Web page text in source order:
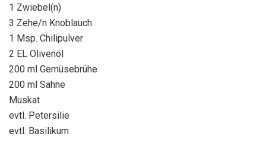
1 Zwiebel(n)
3 Zehe/n Knoblauch
1 Msp. Chilipulver
2 EL Olivenöl
200 ml Gemüsebrühe
200 ml Sahne
Muskat
evtl. Petersilie
evtl. Basilikum